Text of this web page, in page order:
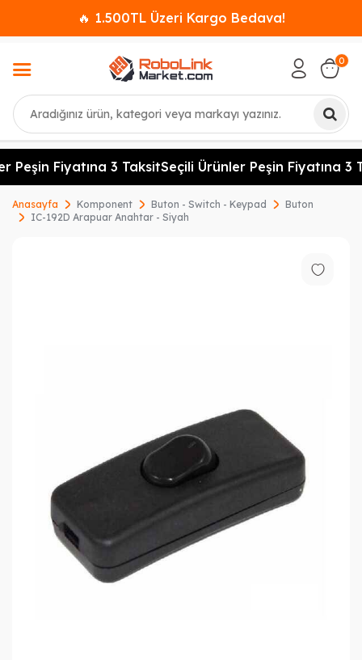
🔥 1.500TL Üzeri Kargo Bedava!
Ara
0
Peşin Fiyatına 3 TaksitSeçili Ürünler Peşin Fiyatına 3
Anasayfa Komponent Buton - Switch - Keypad
Buton
IC-192D Arapuar Anahtar - Siyah